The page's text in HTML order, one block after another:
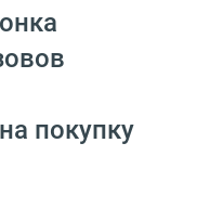
покупку